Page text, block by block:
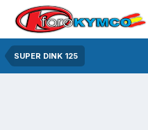
SUPER DINK 125